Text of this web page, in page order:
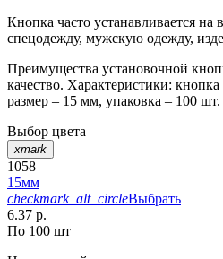
Кнопка часто устанавливается
спецодежду, мужскую одежду,
Преимущества установочной
качество. Характеристики:
размер – 15 мм, упаковка – 100 шт.
Выбор цвета
xmark
1058
15мм
checkmark_alt_circleВыбрать
6.37 р.
По 100 шт